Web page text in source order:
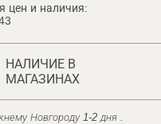
цен и наличия:
НАЛИЧИЕ В
МАГАЗИНАХ
Новгороду 1-2 дня .